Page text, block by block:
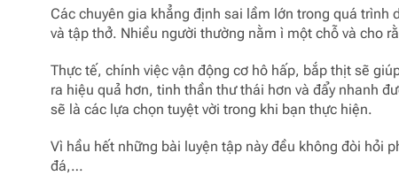
Các chuyên gia khẳng định sai lầm lớn trong quá
và tập thở. Nhiều người thường nằm ì một chỗ và cho
Thực tế, chính việc vận động cơ hô hấp, bắp thịt sẽ
ra hiệu quả hơn, tinh thần thư thái hơn và đẩy nhanh
sẽ là các lựa chọn tuyệt vời trong khi bạn thực hiện.
Vì hầu hết những bài luyện tập này đều không đòi hỏi
đá,…